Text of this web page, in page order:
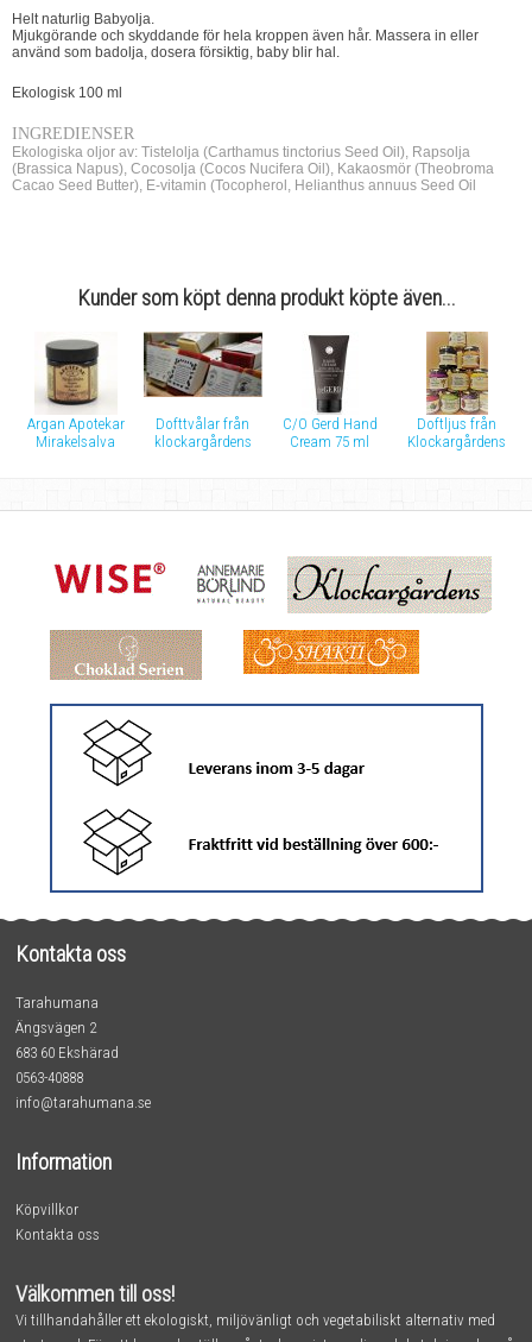
Helt naturlig Babyolja.
Mjukgörande och skyddande för hela kroppen även hår. Massera in eller
använd som badolja, dosera försiktig, baby blir hal.
Ekologisk 100 ml
INGREDIENSER
Ekologiska oljor av: Tistelolja (Carthamus tinctorius Seed Oil), Rapsolja
(Brassica Napus), Cocosolja (Cocos Nucifera Oil), Kakaosmör (Theobroma
Cacao Seed Butter), E-vitamin (Tocopherol, Helianthus annuus Seed Oil
Kunder som köpt denna produkt köpte även...
Argan Apotekar
Mirakelsalva
Dofttvålar från
klockargårdens
C/O Gerd Hand
Cream 75 ml
Doftljus från
Klockargårdens
Kontakta oss
Tarahumana
Ängsvägen 2
683 60 Ekshärad
0563-40888
info@tarahumana.se
Information
Köpvillkor
Kontakta oss
Välkommen till oss!
Vi tillhandahåller ett ekologiskt, miljövänligt och vegetabiliskt alternativ med